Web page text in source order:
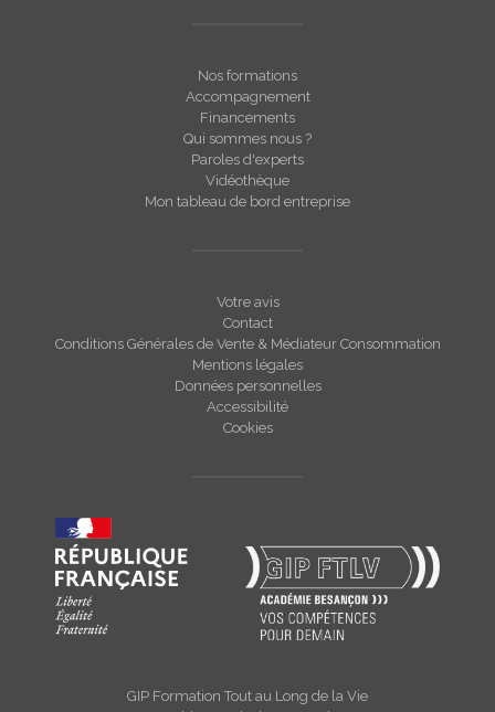
Nos formations
Accompagnement
Financements
Qui sommes nous ?
Paroles d'experts
Vidéothèque
Mon tableau de bord entreprise
Votre avis
Contact
Conditions Générales de Vente & Médiateur Consommation
Mentions légales
Données personnelles
Accessibilité
Cookies
GIP Formation Tout au Long de la Vie